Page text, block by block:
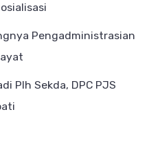
Pengadministrasian
Plh Sekda, DPC PJS